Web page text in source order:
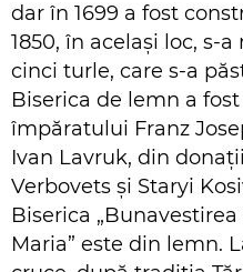
dar în 1699 a fost
1850, în același loc, s-
cinci turle, care s-a
Biserica de lemn a
împăratului Franz
Ivan Lavruk, din
Verbovets și Staryi
Biserica
Maria” este din lemn.